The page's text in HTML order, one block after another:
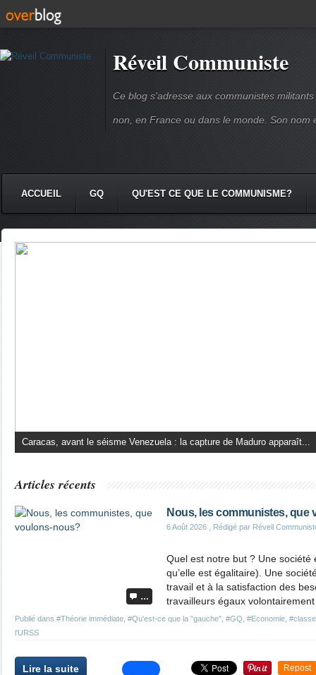
Réveil Communiste
Ce blog s'adresse aux communistes
non, en France ou dans le monde. Son nom
ACCUEIL GQ QU'EST CE QUE LE COMMUNISME?
Caracas, avant le séisme Venezuela : la capture de Maduro apparaît...
Articles récents
…
Nous, les communistes, que
6 Août 2026 , Rédigé par Réveil
Publié dans #Théorie immédiate #Qu'est-ce que la "gauche" #GQ #Economie
l'URSS
Quel est notre but ? Une
qu’elle est égalitaire). Une
travail et à la satisfaction des
travailleurs égaux
Lire la suite Repost